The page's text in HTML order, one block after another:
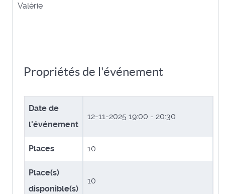
Valérie
Propriétés de l'événement
Date de
l'événement
12-11-2025 19:00 - 20:30
Places 10
Place(s)
disponible(s)
10